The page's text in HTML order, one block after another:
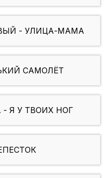
- УЛИЦА-МАМА
САМОЛЁТ
Я У ТВОИХ НОГ